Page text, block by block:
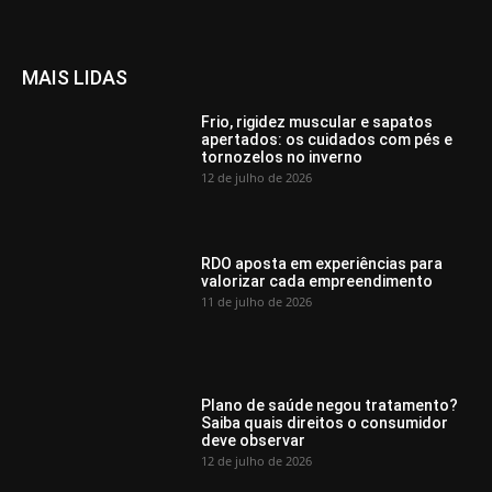
MAIS LIDAS
Frio, rigidez muscular e sapatos
apertados: os cuidados com pés e
tornozelos no inverno
12 de julho de 2026
RDO aposta em experiências para
valorizar cada empreendimento
11 de julho de 2026
Plano de saúde negou tratamento?
Saiba quais direitos o consumidor
deve observar
12 de julho de 2026